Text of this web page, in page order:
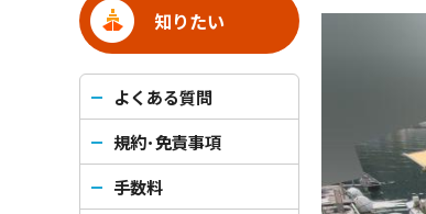
知りたい
よくある質問
規約･免責事項
手数料